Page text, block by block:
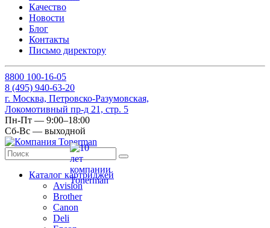
Качество
Новости
Блог
Контакты
Письмо директору
8800 100-16-05
8 (495) 940-63-20
г. Москва, Петровско-Разумовская,
Локомотивный пр-д 21, стр. 5
Пн-Пт — 9:00–18:00
Сб-Вс — выходной
Каталог картриджей
Avision
Brother
Canon
Deli